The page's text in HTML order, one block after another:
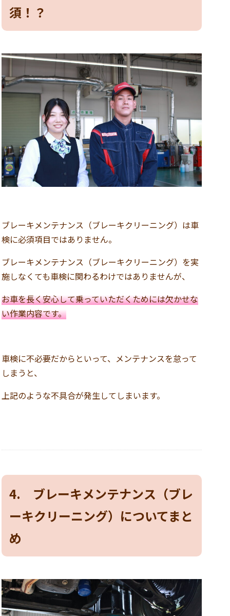
須！？
ブレーキメンテナンス（ブレーキクリーニング）は車
検に必須項目ではありません。
ブレーキメンテナンス（ブレーキクリーニング）を実
施しなくても車検に関わるわけではありませんが、
お車を長く安心して乗っていただくためには欠かせな
い作業内容です。
車検に不必要だからといって、メンテナンスを怠って
しまうと、
上記のような不具合が発生してしまいます。
4. ブレーキメンテナンス（ブレ
ーキクリーニング）についてまと
め